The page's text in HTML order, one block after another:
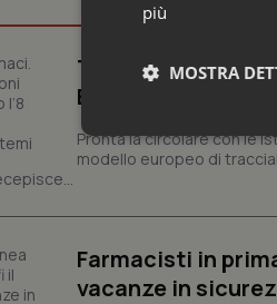
Tracciabilità dei
Entro l’8 febbraio
Pronta la circolare con le
modello europeo di
Farmacisti in
vacanze in
più
MOSTRA